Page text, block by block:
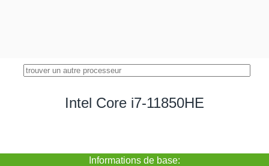
Intel Core i7-11850HE
Informations de base: